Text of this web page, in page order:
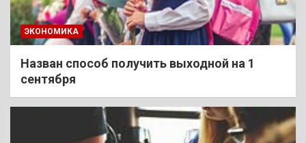
ЭКОНОМИКА
Назван способ получить выходной на 1
сентября